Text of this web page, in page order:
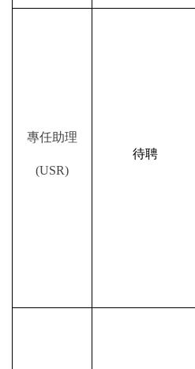
專任助理
(USR)
待聘